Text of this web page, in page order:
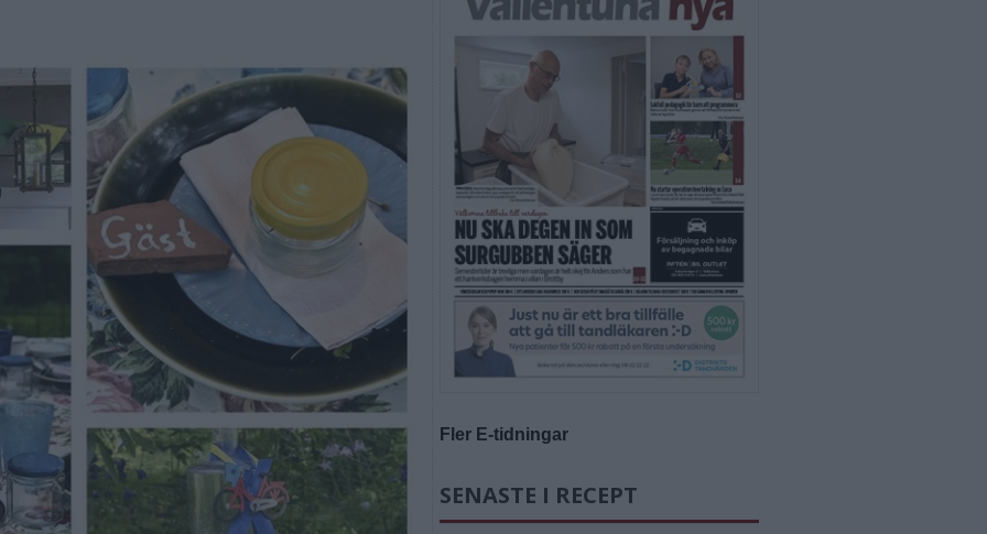
Fler E-tidningar
SENASTE I RECEPT